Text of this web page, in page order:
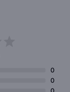
0
0